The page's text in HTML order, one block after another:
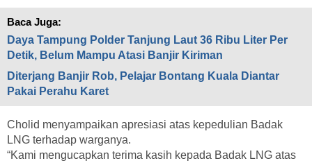
Baca Juga:
Daya Tampung Polder Tanjung Laut 36 Ribu Liter Per
Detik, Belum Mampu Atasi Banjir Kiriman
Diterjang Banjir Rob, Pelajar Bontang Kuala Diantar
Pakai Perahu Karet
Cholid menyampaikan apresiasi atas kepedulian Badak
LNG terhadap warganya.
“Kami mengucapkan terima kasih kepada Badak LNG atas